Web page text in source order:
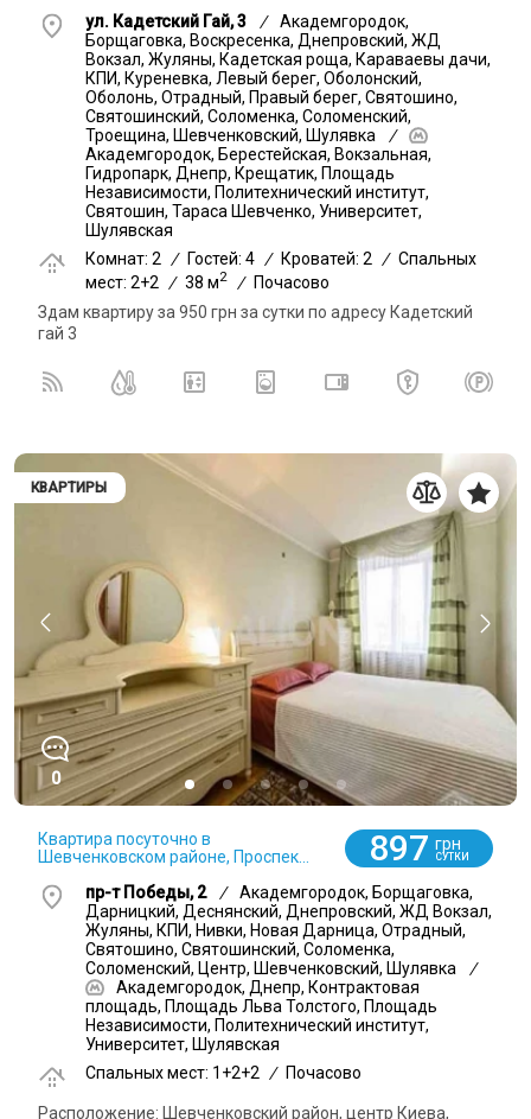
ул. Кадетский Гай, 3 /
Академгородок,
Борщаговка, Воскресенка, Днепровский, ЖД
Вокзал, Жуляны, Кадетская роща, Караваевы дачи,
КПИ, Куреневка, Левый берег, Оболонский,
Оболонь, Отрадный, Правый берег, Святошино,
Святошинский, Соломенка, Соломенский,
Троещина, Шевченковский, Шулявка
/
Академгородок, Берестейская, Вокзальная,
Гидропарк, Днепр, Крещатик, Площадь
Независимости, Политехнический институт,
Святошин, Тараса Шевченко, Университет,
Шулявская
Комнат: 2 / Гостей: 4 / Кроватей: 2 / Спальных
мест: 2+2
/ 38 м2 /
Почасово
Здам квартиру за 950 грн за сутки по адресу Кадетский
гай 3
КВАРТИРЫ
0
Квартира посуточно в
Шевченковском районе, Проспек...
897 грн
СУТКИ
пр-т Победы, 2 /
Академгородок, Борщаговка,
Дарницкий, Деснянский, Днепровский, ЖД Вокзал,
Жуляны, КПИ, Нивки, Новая Дарница, Отрадный,
Святошино, Святошинский, Соломенка,
Соломенский, Центр, Шевченковский, Шулявка
/
Академгородок, Днепр, Контрактовая
площадь, Площадь Льва Толстого, Площадь
Независимости, Политехнический институт,
Университет, Шулявская
Спальных мест: 1+2+2
/ Почасово
Расположение: Шевченковский район, центр Киева,